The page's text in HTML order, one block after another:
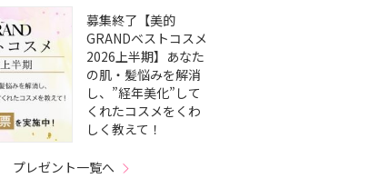
募集終了【美的
GRANDベストコスメ
2026上半期】あなた
の肌・髪悩みを解消
し、”経年美化”して
くれたコスメをくわ
しく教えて！
プレゼント一覧へ